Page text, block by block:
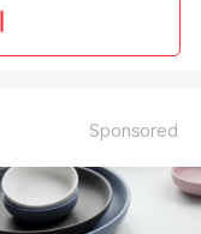
Sponsored